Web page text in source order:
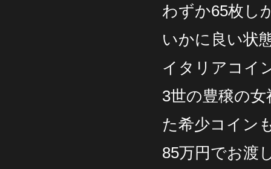
わずか65枚し
いかに良い状
イタリアコイ
3世の豊穣の
た希少コイン
85万円でお渡